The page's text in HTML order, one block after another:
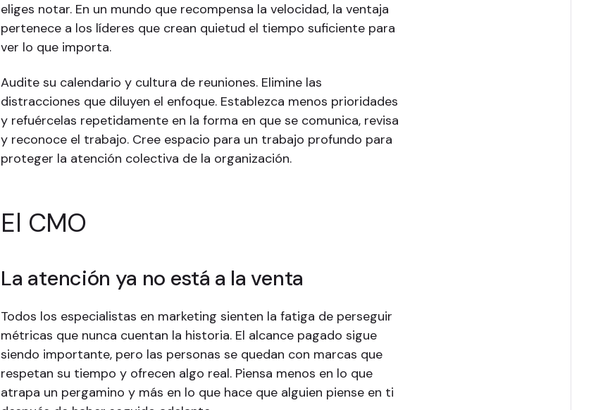
eliges notar. En un mundo que recompensa la velocidad, la ventaja
pertenece a los líderes que crean quietud el tiempo suficiente para
ver lo que importa.
Audite su calendario y cultura de reuniones. Elimine las
distracciones que diluyen el enfoque. Establezca menos prioridades
y refuércelas repetidamente en la forma en que se comunica, revisa
y reconoce el trabajo. Cree espacio para un trabajo profundo para
proteger la atención colectiva de la organización.
El CMO
La atención ya no está a la venta
Todos los especialistas en marketing sienten la fatiga de perseguir
métricas que nunca cuentan la historia. El alcance pagado sigue
siendo importante, pero las personas se quedan con marcas que
respetan su tiempo y ofrecen algo real. Piensa menos en lo que
atrapa un pergamino y más en lo que hace que alguien piense en ti